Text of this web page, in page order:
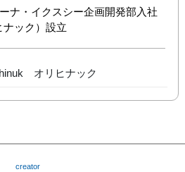
ナ・イクスシー企画開発部入社
ナック）設立
オリヒナック
creator